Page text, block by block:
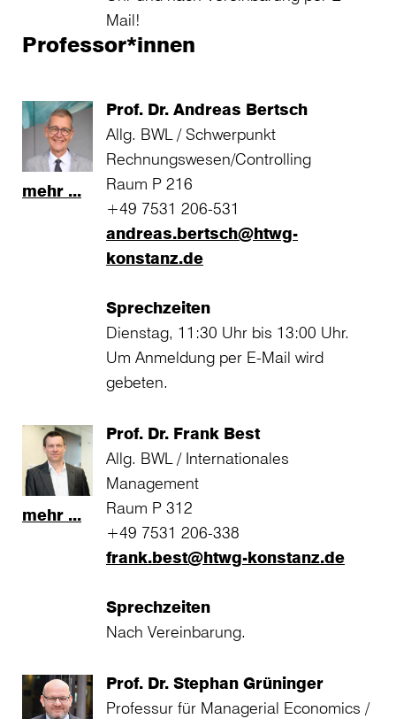
Mail!
Professor*innen
mehr ...
Prof. Dr. Andreas Bertsch
Allg. BWL / Schwerpunkt
Rechnungswesen/Controlling
Raum P 216
+49 7531 206-531
andreas.bertsch@htwg-
konstanz.de
Sprechzeiten
Dienstag, 11:30 Uhr bis 13:00 Uhr.
Um Anmeldung per E-Mail wird
gebeten.
mehr ...
Prof. Dr. Frank Best
Allg. BWL / Internationales
Management
Raum P 312
+49 7531 206-338
frank.best@htwg-konstanz.de
Sprechzeiten
Nach Vereinbarung.
Prof. Dr. Stephan Grüninger
Professur für Managerial Economics /